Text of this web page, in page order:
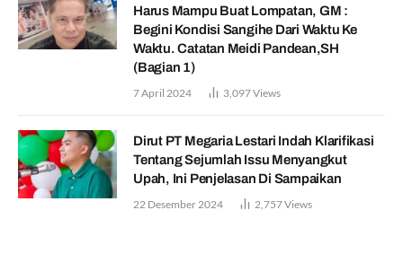
Harus Mampu Buat Lompatan, GM :
Begini Kondisi Sangihe Dari Waktu Ke
Waktu. Catatan Meidi Pandean,SH
(Bagian 1)
7 April 2024 3,097Views
Dirut PT Megaria Lestari Indah Klarifikasi
Tentang Sejumlah Issu Menyangkut
Upah, Ini Penjelasan Di Sampaikan
22 Desember 2024 2,757Views